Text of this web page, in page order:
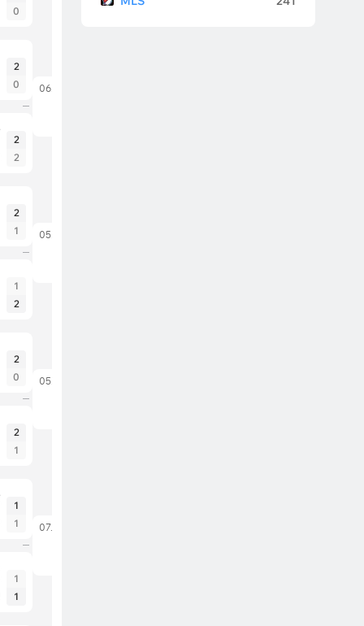
0
2
0
2
2
2
1
1
2
2
0
2
1
1
1
1
1
06.07.26
05.07.26
05.07.26
07.07.26